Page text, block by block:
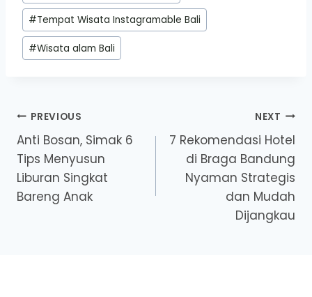
#Tempat Wisata Instagramable Bali
#Wisata alam Bali
Post
navigation
PREVIOUS
Anti Bosan, Simak 6
Tips Menyusun
Liburan Singkat
Bareng Anak
NEXT
7 Rekomendasi Hotel
di Braga Bandung
Nyaman Strategis
dan Mudah
Dijangkau